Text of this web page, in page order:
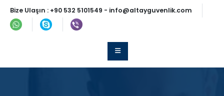
Bize Ulaşın : +90 532 5101549 - info@altayguvenlik.com